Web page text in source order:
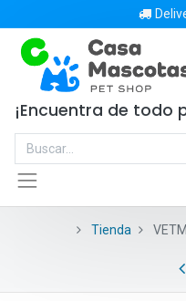
¡Encuentra de todo
Tienda